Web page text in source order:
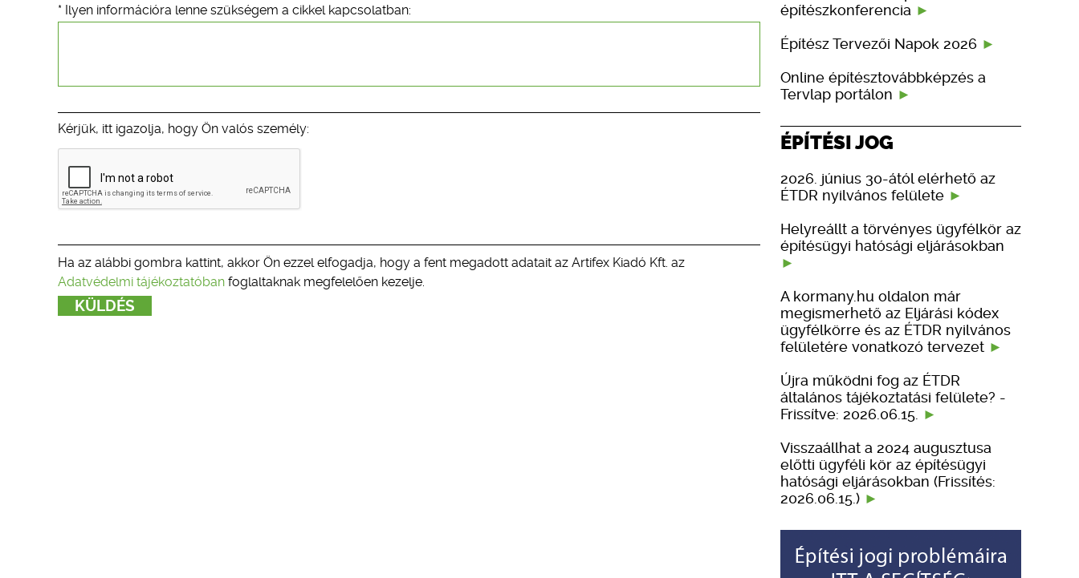
* Ilyen információra lenne szükségem a cikkel kapcsolatban:
Kérjük, itt igazolja, hogy Ön valós személy:
Ha az alábbi gombra kattint, akkor Ön ezzel elfogadja, hogy a fent megadott adatait az Artifex Kiadó Kft. az
Adatvédelmi tájékoztatóban foglaltaknak megfelelően kezelje.
építészkonferencia
Építész Tervezői Napok 2026
Online építésztovábbképzés a
Tervlap portálon
ÉPÍTÉSI JOG
2026. június 30-ától elérhető az
ÉTDR nyilvános felülete
Helyreállt a törvényes ügyfélkör az
építésügyi hatósági eljárásokban
A kormany.hu oldalon már
megismerhető az Eljárási kódex
ügyfélkörre és az ÉTDR nyilvános
felületére vonatkozó tervezet
Újra működni fog az ÉTDR
általános tájékoztatási felülete? -
Frissítve: 2026.06.15.
Visszaállhat a 2024 augusztusa
előtti ügyféli kör az építésügyi
hatósági eljárásokban (Frissítés:
2026.06.15.)